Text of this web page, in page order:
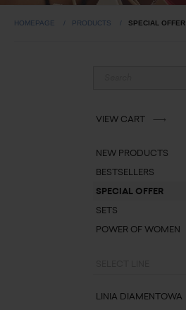
HOMEPAGE PRODUCTS SPECIAL OFFER
VIEW CART
NEW PRODUCTS
BESTSELLERS
SPECIAL OFFER
SETS
POWER OF WOMEN
LINIA DIAMENTOWA